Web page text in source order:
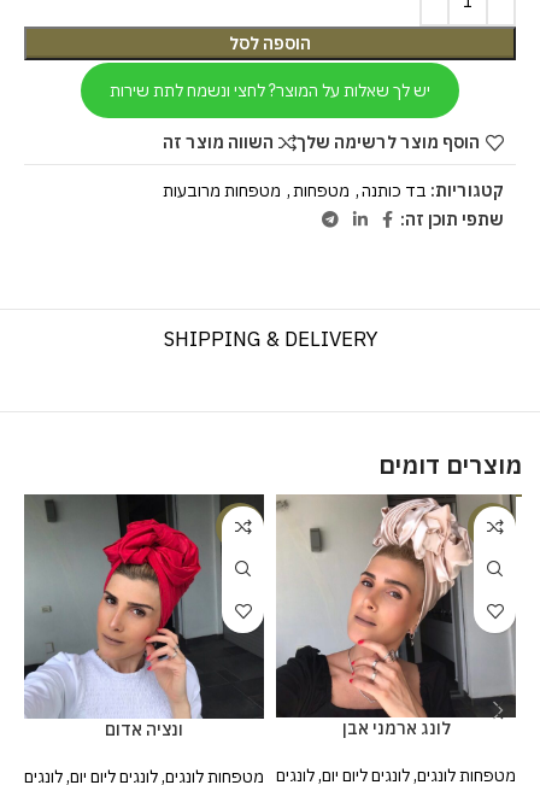
הוספה לסל
יש לך שאלות על המוצר? לחצי ונשמח לתת שירות
הוסף מוצר לרשימה שלך השווה מוצר זה
קטגוריות: בד כותנה, מטפחות, מטפחות מרובעות
שתפי תוכן זה:
SHIPPING & DELIVERY
מוצרים דומים
-20%
לונג ארמני אבן
מטפחות לונגים,לונגים ליום יום,לונגים
-25%
ונציה אדום
מטפחות לונגים,לונגים ליום יום,לונגים